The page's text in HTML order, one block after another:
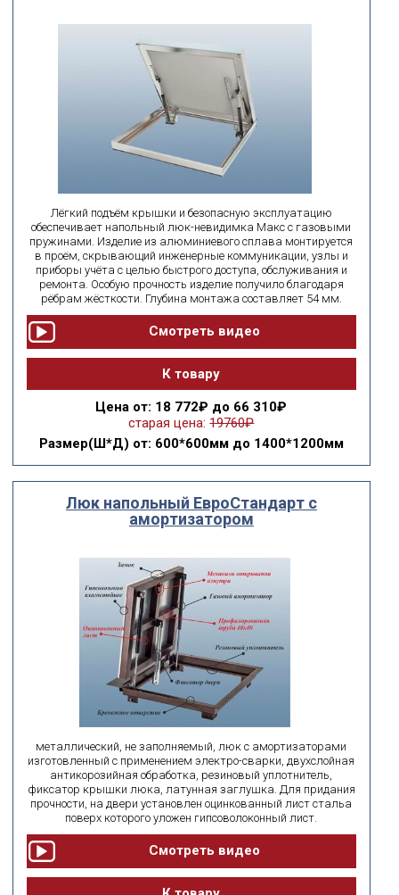
Лёгкий подъём крышки и безопасную эксплуатацию
обеспечивает напольный люк-невидимка Макс с газовыми
пружинами. Изделие из алюминиевого сплава монтируется
в проём, скрывающий инженерные коммуникации, узлы и
приборы учёта с целью быстрого доступа, обслуживания и
ремонта. Особую прочность изделие получило благодаря
рёбрам жёсткости. Глубина монтажа составляет 54 мм.
К товару
Цена от: 18 772₽ до 66 310₽
старая цена: 19760₽
Размер(Ш*Д) от: 600*600мм до 1400*1200мм
Люк напольный ЕвроСтандарт с
амортизатором
металлический, не заполняемый, люк с амортизаторами
изготовленный с применением электро-сварки, двухслойная
антикорозийная обработка, резиновый уплотнитель,
фиксатор крышки люка, латунная заглушка. Для придания
прочности, на двери установлен оцинкованный лист стальа
поверх которого уложен гипсоволоконный лист.